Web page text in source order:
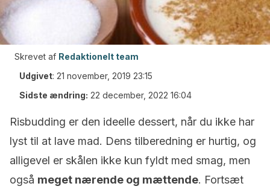
Skrevet af Redaktionelt team
Udgivet: 21 november, 2019 23:15
Sidste ændring: 22 december, 2022 16:04
Risbudding er den ideelle dessert, når du ikke har
lyst til at lave mad. Dens tilberedning er hurtig, og
alligevel er skålen ikke kun fyldt med smag, men
også meget nærende og mættende. Fortsæt